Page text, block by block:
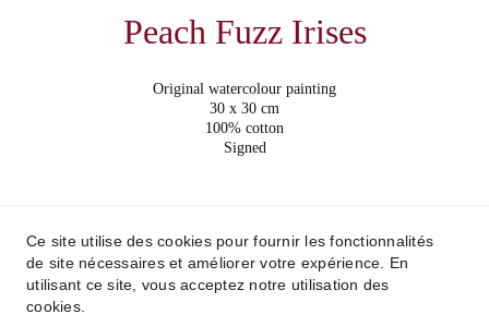
Original watercolour painting
30 x 30 cm
100% cotton
Signed
Peach Fuzz Irises
© 2015 Weronika Kacperski. All rights reserved.
Ce site utilise des cookies pour fournir les fonctionnalités
de site nécessaires et améliorer votre expérience. En
utilisant ce site, vous acceptez notre utilisation des
cookies.